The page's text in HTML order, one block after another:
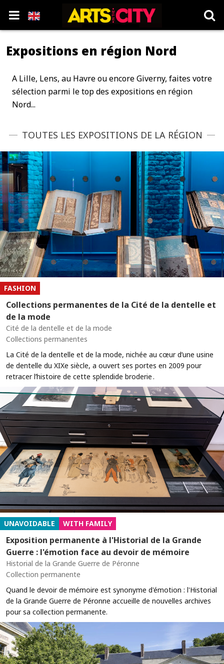
Expositions en région Nord
A Lille, Lens, au Havre ou encore Giverny, faites votre
sélection parmi le top des expositions en région
Nord...
TOUTES LES EXPOSITIONS DE LA RÉGION
FASHION
Collections permanentes de la Cité de la dentelle et
de la mode
Cité de la dentelle et de la mode
Collections permanentes
La Cité de la dentelle et de la mode, nichée au cœur d’une usine
de dentelle du XIXe siècle, a ouvert ses portes en 2009 pour
retracer l’histoire de cette splendide broderie .
UNAVOIDABLE WITH FAMILY
Exposition permanente à l'Historial de la Grande
Guerre : l'émotion face au devoir de mémoire
Historial de la Grande Guerre de Péronne
Collection permanente
Quand le devoir de mémoire est synonyme d'émotion : l'Historial
de la Grande Guerre de Péronne accueille de nouvelles archives
pour sa collection permanente.